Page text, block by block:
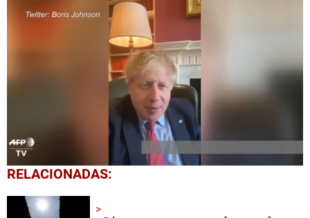
0
seconds
minute,
RELACIONADAS: